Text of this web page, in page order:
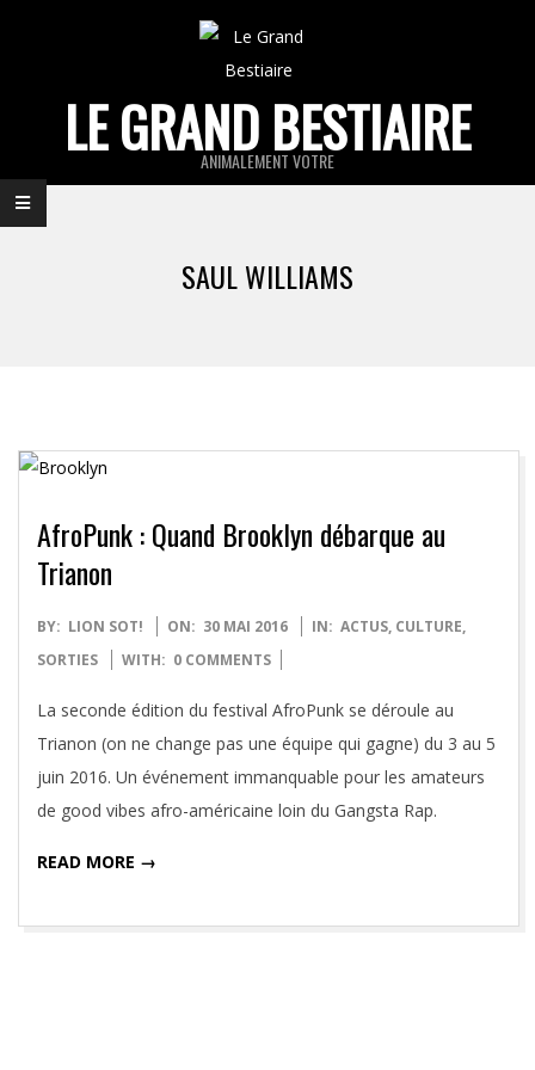
LE GRAND BESTIAIRE
ANIMALEMENT VOTRE
Primary
Navigation
SAUL WILLIAMS
AfroPunk : Quand Brooklyn débarque au
Trianon
2016-
05-
BY: LION SOT! ON: 30 MAI 2016 IN: ACTUS, CULTURE,
SORTIES
WITH: 0 COMMENTS
La seconde édition du festival AfroPunk se déroule au
Trianon (on ne change pas une équipe qui gagne) du 3 au 5
juin 2016. Un événement immanquable pour les amateurs
de good vibes afro-américaine loin du Gangsta Rap.
READ MORE →